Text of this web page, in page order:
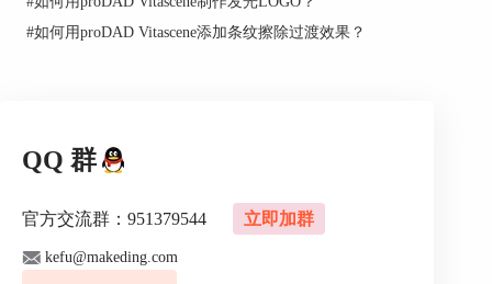
#如何用proDAD Vitascene添加条纹擦除过渡效果？
QQ 群
官方交流群：951379544 立即加群
kefu@makeding.com